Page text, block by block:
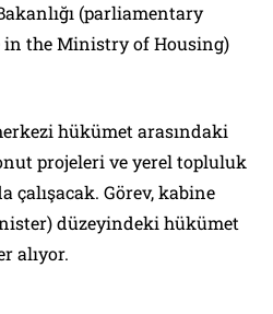
(parliamentary
the Ministry of Housing)
hükümet arasındaki
projeleri ve yerel topluluk
çalışacak. Görev, kabine
düzeyindeki hükümet
alıyor.